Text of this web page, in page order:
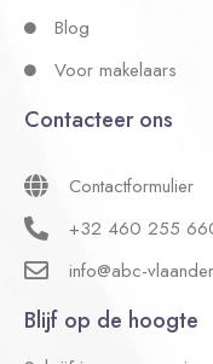
Blog
Voor makelaars
Contacteer ons
Contactformulier
+32 460 255
info@abc-
Blijf op de hoogte